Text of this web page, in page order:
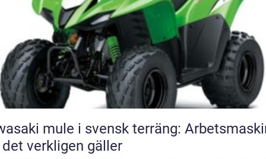
mule i svensk terräng:
verkligen gäller